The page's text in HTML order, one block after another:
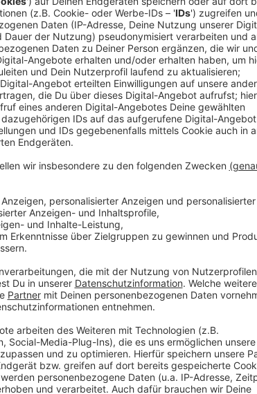
Anzeige
Comedy
Elvis Eifel - Der Podcast:
Anzeige
Vorstellen brauchen wir ihn euch nicht. Seit 2003
seine Späße am Telefon mit seinen Hörerinnen und
müssen am Ende mit lachen - wenn auch nicht
bekommen könnt, ist Elvis nun unter die Podcaster
die Uhr zur Verfügung. Hier bekommt Ihr außerdem
Telefonate in längerer Version. Elvis wird sich mit
Telefonate aus den letzten zwei Jahrzehnten